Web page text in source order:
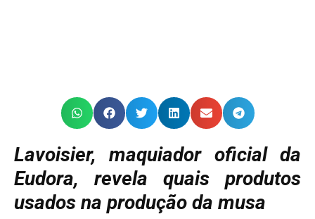
Lavoisier, maquiador oficial da
Eudora, revela quais produtos
usados na produção da musa